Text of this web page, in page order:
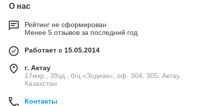
О нас
Рейтинг не сформирован
Менее 5 отзывов за последний год
Работает с 15.05.2014
г. Актау
17мкр., 39зд., б/ц «Зодиак», оф. 304, 305, Актау,
Казахстан
Контакты